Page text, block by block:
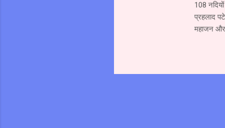
108
प्रहलाद
महाजन और
अत्यंत
पर